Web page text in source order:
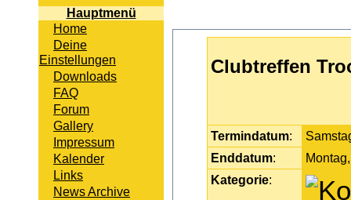
Hauptmenü
Home
Deine
Einstellungen
Downloads
FAQ
Forum
Gallery
Impressum
Kalender
Links
News Archive
Clubtreffen
Termindatum:
Enddatum:
Kategorie: